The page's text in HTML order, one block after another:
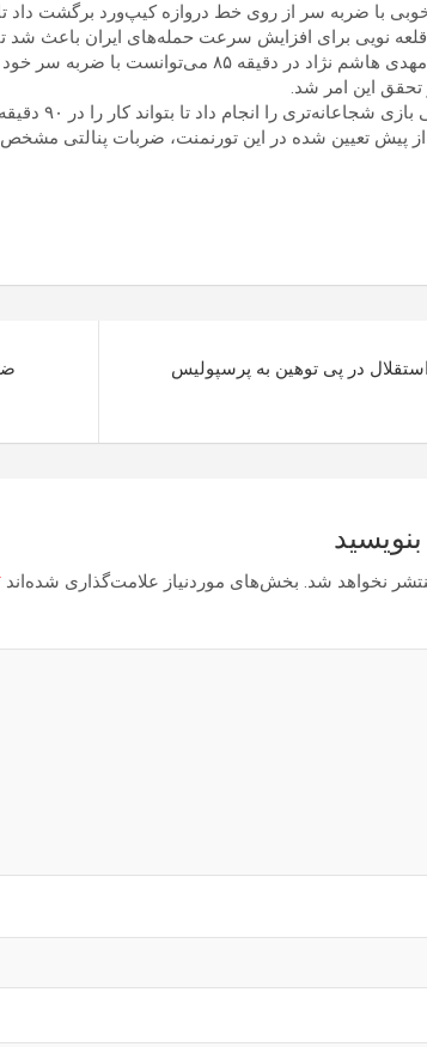
با ضربه سر از روی خط دروازه کیپ‌ورد برگشت داد تا
نویی برای افزایش سرعت حمله‌های ایران باعث شد
خطرناک ایجاد کنند. مهدی هاشم نژاد در
تحقق این امر شد.
ایران در
از پیش تعیین شده در این تورنمنت، ضربات پنالتی مشخص
در پی توهین به پرسپولیس
نخواهد شد. بخش‌های موردنیاز علامت‌گذاری شده‌اند